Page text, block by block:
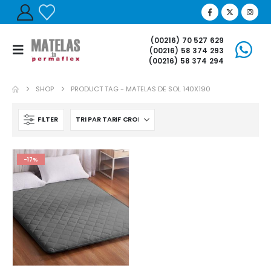
(00216) 70 527 629
(00216) 58 374 293
(00216) 58 374 294
SHOP PRODUCT TAG - MATELAS DE SOL 140X190
FILTER
-17%